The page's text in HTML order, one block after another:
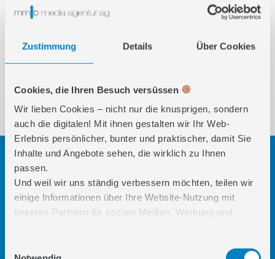
Zustimmung Details Über Cookies
Cookies, die Ihren Besuch versüssen
Wir lieben Cookies – nicht nur die knusprigen, sondern
auch die digitalen! Mit ihnen gestalten wir Ihr Web-
Erlebnis persönlicher, bunter und praktischer, damit Sie
Inhalte und Angebote sehen, die wirklich zu Ihnen
passen.
Und weil wir uns ständig verbessern möchten, teilen wir
einige Informationen über Ihre Website-Nutzung mit
unseren Partnern für soziale Medien, Werbung und
Features bieten. Unsere Partner kombinieren diese Infos
und warum ist es so wichtig?
aufgebaut?
DAS WICHTIGSTE IN KÜRZE
Ein Digital Marketing Konzept ordnet